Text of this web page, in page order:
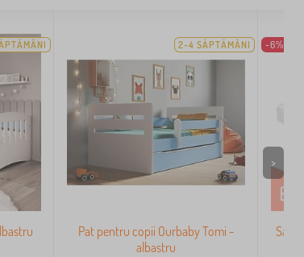
2-4 SĂPTĂMÂNI
Pat pentru copii Ourbaby Tomi -
albastru
-6%
>